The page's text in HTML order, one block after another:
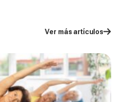
Ver más artículos